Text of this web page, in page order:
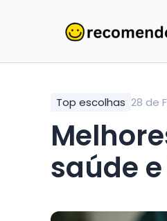
Top escolhas 28 de
saúde